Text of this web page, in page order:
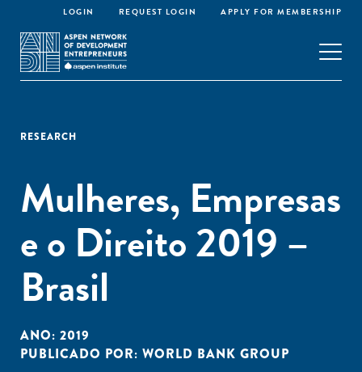
LOGIN REQUEST LOGIN APPLY FOR MEMBERSHIP
RESEARCH
Mulheres, Empresas
e o Direito 2019 –
Brasil
ANO: 2019
PUBLICADO POR: WORLD BANK GROUP